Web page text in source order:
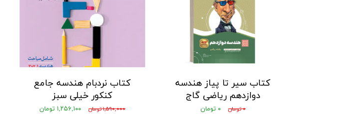
کتاب سیر تا پیاز هندسه
دوازدهم ریاضی گاج
۰ تومان ۰ تومان
کتاب نردبام هندسه جامع
کنکور خیلی سبز
۱,۵۹۰,۰۰۰ تومان ۱,۲۵۶,۱۰۰ تومان